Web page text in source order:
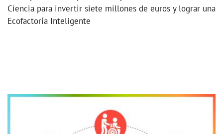
Ciencia para invertir siete millones de euros y lograr una
Ecofactoría Inteligente